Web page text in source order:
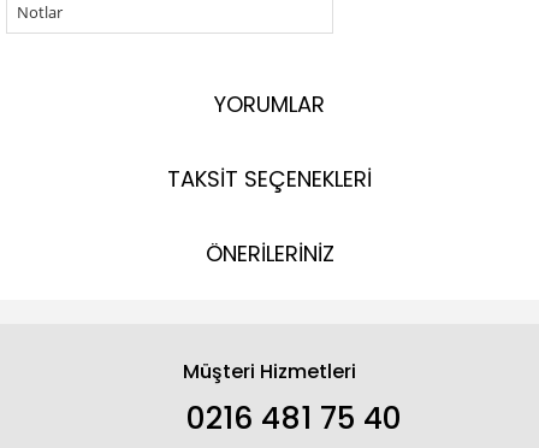
Notlar
YORUMLAR
TAKSİT SEÇENEKLERİ
ÖNERİLERİNİZ
Müşteri Hizmetleri
0216 481 75 40